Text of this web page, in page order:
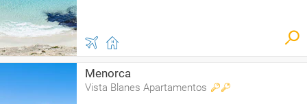
Menorca
Vista Blanes Apartamentos